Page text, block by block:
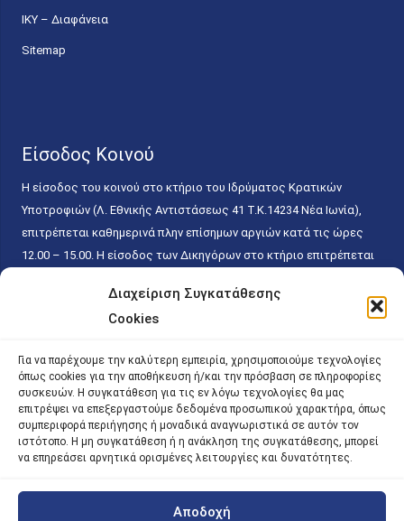
Διαχείριση Συγκατάθεσης
Cookies
Για να παρέχουμε την καλύτερη εμπειρία, χρησιμοποιούμε τεχνολογίες
όπως cookies για την αποθήκευση ή/και την πρόσβαση σε πληροφορίες
συσκευών. Η συγκατάθεση για τις εν λόγω τεχνολογίες θα μας
επιτρέψει να επεξεργαστούμε δεδομένα προσωπικού χαρακτήρα, όπως
συμπεριφορά περιήγησης ή μοναδικά αναγνωριστικά σε αυτόν τον
ιστότοπο. Η μη συγκατάθεση ή η ανάκληση της συγκατάθεσης, μπορεί
να επηρεάσει αρνητικά ορισμένες λειτουργίες και δυνατότητες.
Αποδοχή
ΙΚΥ – Διαφάνεια
Sitemap
Είσοδος Κοινού
Η είσοδος του κοινού στο κτήριο του Ιδρύματος Κρατικών
Υποτροφιών (Λ. Εθνικής Αντιστάσεως 41 T.K.14234 Νέα Ιωνία),
επιτρέπεται καθημερινά πλην επίσημων αργιών κατά τις ώρες
12.00 – 15.00. Η είσοδος των Δικηγόρων στο κτήριο επιτρέπεται
κάθε εργάσιμη ημέρα και ώρα χωρίς κανέναν χρονικό ή άλλο
περιορισμό. Η είσοδος του κοινού ειδικά στο γραφείο του
15.00. Η εξυπηρέτηση του κοινού πραγματοποιείται βάσει των
παγίων ισχυουσών διατάξεων. Για την αποφυγή συνωστισμού
εντός του εσωτερικού χώρου εξυπηρέτησης και αναμονής του
κοινού, η εξυπηρέτησή του δύναται να πραγματοποιείται κατόπιν
προγραμματισμένου ραντεβού.
| iky.gr | All Rights Reserved